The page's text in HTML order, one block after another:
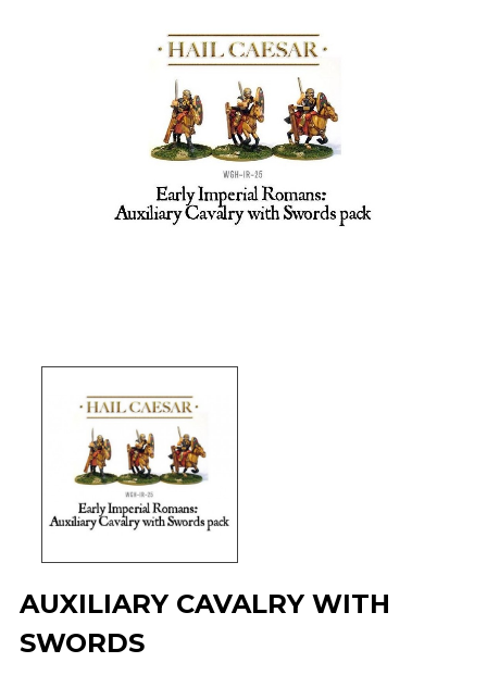
AUXILIARY CAVALRY WITH
SWORDS